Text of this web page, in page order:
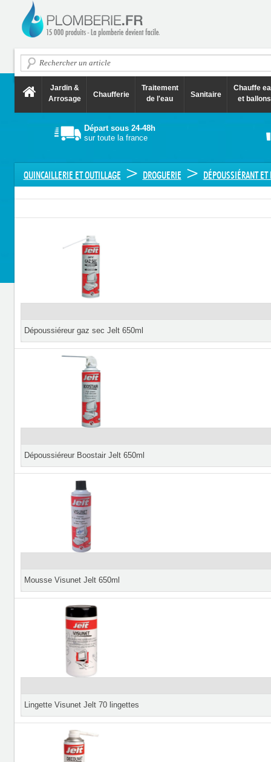
Jardin &
Arrosage
Chaufferie
Traitement
de l'eau
Sanitaire
Chauffe
et ballons
Départ sous 24-48h
sur toute la france
QUINCAILLERIE ET OUTILLAGE > DROGUERIE > DÉPOUSSIÉRANT ET
Dépoussiéreur gaz sec Jelt 650ml
Dépoussiéreur Boostair Jelt 650ml
Mousse Visunet Jelt 650ml
Lingette Visunet Jelt 70 lingettes